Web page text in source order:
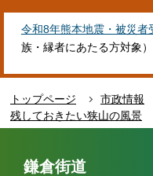
す
令和8年熊本地震・被災者
族・縁者にあたる方対象）
トップページ 市政情報
残しておきたい狭山の風景
鎌倉街道